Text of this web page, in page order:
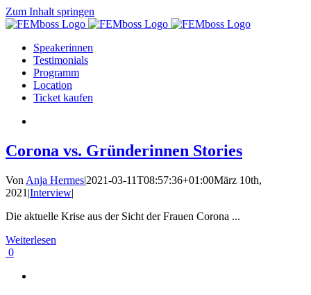
Zum Inhalt springen
Speakerinnen
Testimonials
Programm
Location
Ticket kaufen
Corona vs. Gründerinnen Stories
Von Anja Hermes|2021-03-11T08:57:36+01:00März 10th,
2021 |Interview|
Die aktuelle Krise aus der Sicht der Frauen Corona ...
Weiterlesen
0